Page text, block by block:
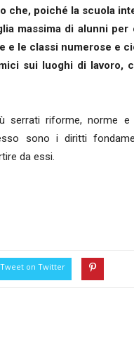
che, poiché la scuola
massima di alunni per
e le classi numerose e
sui luoghi di lavoro,
serrati riforme, norme e
sono i diritti
da essi.
Tweet on Twitter